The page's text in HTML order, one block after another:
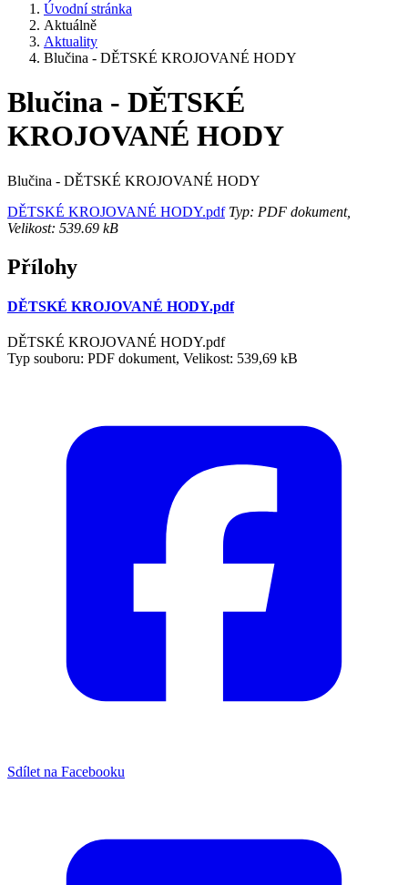
Úvodní stránka
Aktuálně
Aktuality
Blučina - DĚTSKÉ KROJOVANÉ HODY
Blučina - DĚTSKÉ
KROJOVANÉ HODY
Blučina - DĚTSKÉ KROJOVANÉ HODY
DĚTSKÉ KROJOVANÉ HODY.pdfTyp: PDF dokument,
Velikost: 539.69 kB
Přílohy
DĚTSKÉ KROJOVANÉ HODY.pdf
DĚTSKÉ KROJOVANÉ HODY.pdf
Typ souboru: PDF dokument, Velikost: 539,69 kB
Sdílet na Facebooku